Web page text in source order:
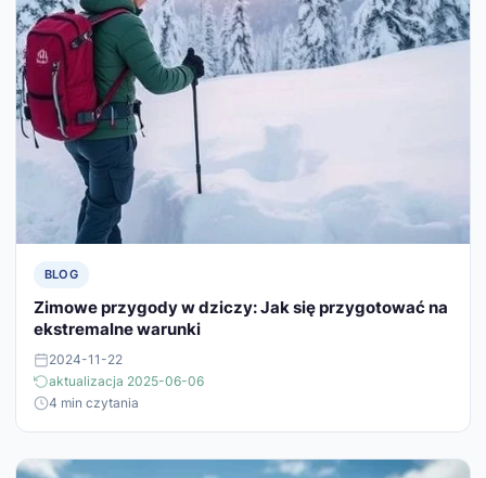
BLOG
Zimowe przygody w dziczy: Jak się przygotować na
ekstremalne warunki
2024-11-22
aktualizacja 2025-06-06
4 min czytania